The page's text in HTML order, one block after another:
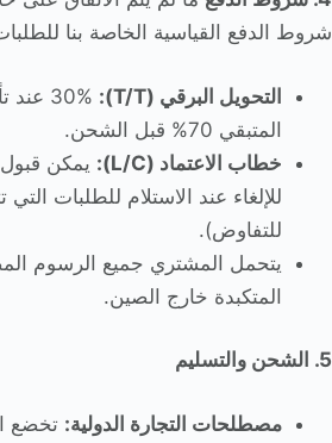
شروط الدفع القياسية الخاصة بنا
التحويل البرقي (T/T):
30%
المتبقي 70% قبل الشحن.
خطاب الاعتماد (L/C):
يمكن
للإلغاء عند الاستلام للطلبات التي
للتفاوض).
يتحمل المشتري جميع الرسوم
المتكبدة خارج الصين.
5. الشحن والتسليم
مصطلحات التجارة الدولية: تخضع